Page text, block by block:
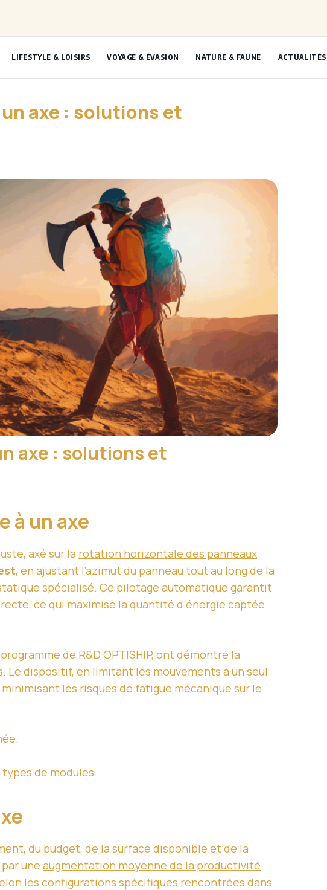
LIFESTYLE & LOISIRS VOYAGE & ÉVASION NATURE & FAUNE ACTUALITÉS
axe : solutions et
axe : solutions et
à un axe
axé sur la rotation horizontale des panneaux
, en ajustant l’azimut du panneau tout au long de la
spécialisé. Ce pilotage automatique garantit
ce qui maximise la quantité d’énergie captée
de R&D OPTISHIP, ont démontré la
dispositif, en limitant les mouvements à un seul
les risques de fatigue mécanique sur le
de modules.
du budget, de la surface disponible et de la
une augmentation moyenne de la productivité
les configurations spécifiques rencontrées dans